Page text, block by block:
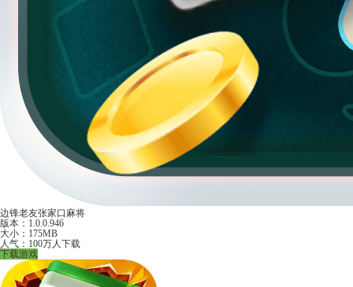
边锋老友张家口麻将
版本：1.0.0.946
大小：175MB
人气：100万人下载
下载游戏